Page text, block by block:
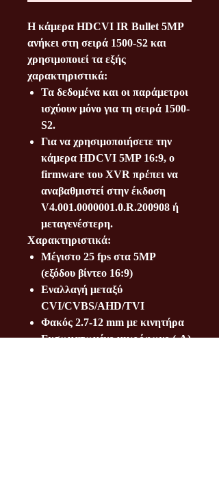
Η κάμερα HDCVI IR Bullet 5MP
ανήκει στη σειρά 1500-S2 και
χρησιμοποιεί τα εξής
χαρακτηριστικά:
Τα δεδομένα και οι παράμετροι
ισχύουν μόνο για τη σειρά 1500-
S2.
Για να χρησιμοποιήσετε την
κάμερα HDCVI 5MP 16:9, ο
firmware του XVR πρέπει να
αναβαθμιστεί στην έκδοση
V4.001.0000001.0.R.200908 ή
μεταγενέστερη.
Χαρακτηριστικά:
Μέγιστο 25 fps στα 5MP
(εξόδου βίντεο 16:9)
Εναλλαγή μεταξύ
CVI/CVBS/AHD/TVI
Φακός 2.7-12 mm με κινητήρα
Ενσωματωμένο μικρόφωνο (-A)